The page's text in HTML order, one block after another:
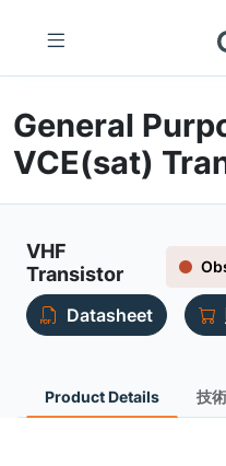
General
VCE(sat)
VHF
Transistor
Datasheet
Product Details 技